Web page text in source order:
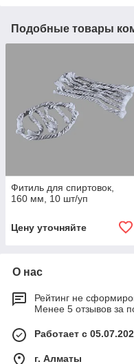
Подобные товары
Фитиль для спиртовок,
160 мм, 10 шт/уп
Цену уточняйте
О нас
Рейтинг не
Менее 5 отзывов за
Работает с
г. Алматы